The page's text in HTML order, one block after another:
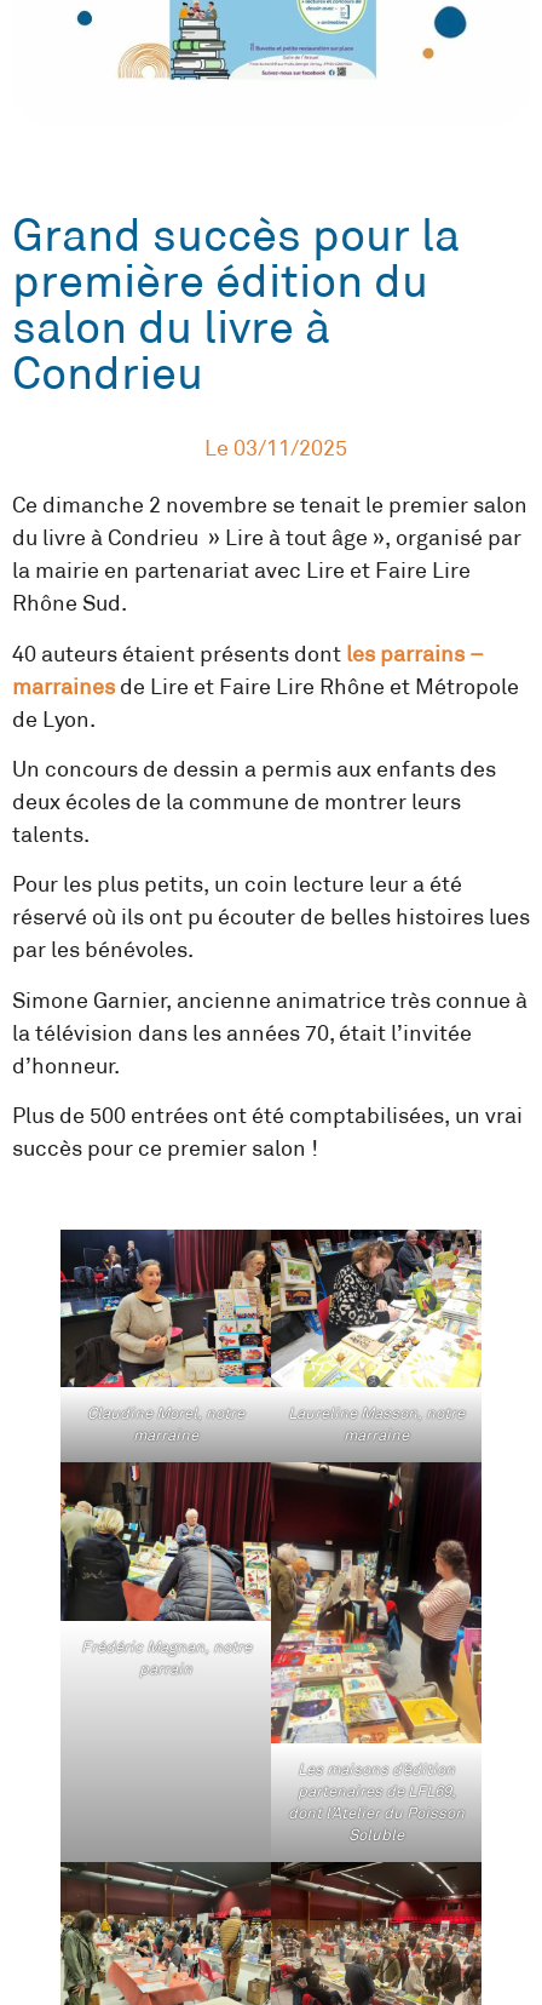
Grand succès pour la
première édition du
salon du livre à
Condrieu
Le 03/11/2025
Ce dimanche 2 novembre se tenait le premier salon
du livre à Condrieu » Lire à tout âge », organisé par
la mairie en partenariat avec Lire et Faire Lire
Rhône Sud.
40 auteurs étaient présents dont les parrains –
marraines de Lire et Faire Lire Rhône et Métropole
de Lyon.
Un concours de dessin a permis aux enfants des
deux écoles de la commune de montrer leurs
talents.
Pour les plus petits, un coin lecture leur a été
réservé où ils ont pu écouter de belles histoires lues
par les bénévoles.
Simone Garnier, ancienne animatrice très connue à
la télévision dans les années 70, était l’invitée
d’honneur.
Plus de 500 entrées ont été comptabilisées, un vrai
succès pour ce premier salon !
Claudine Morel, notre
marraine
Laureline Masson, notre
marraine
Frédéric Magnan, notre
parrain
Les maisons d’édition
partenaires de LFL69,
dont l’Atelier du Poisson
Soluble